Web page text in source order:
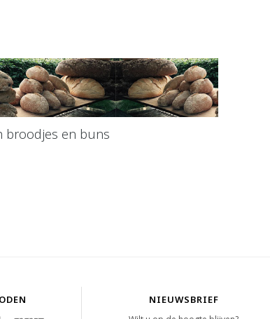
broodjes en buns
NIEUWSBRIEF